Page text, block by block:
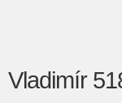
Vladimír